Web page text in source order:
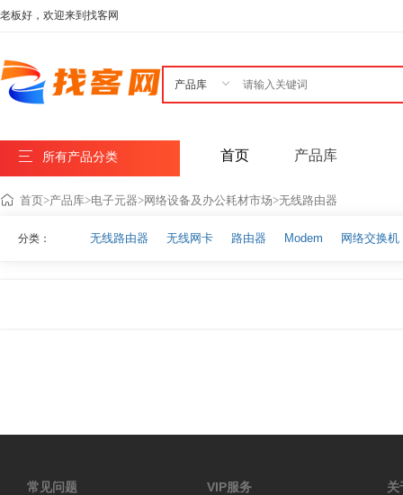
老板好，欢迎来到找客网
 所有产品分类 首页 产品库
首页>产品库>电子元器>网络设备及办公耗材市场>无线路由器
分类： 无线路由器 无线网卡 路由器 Modem 网络交换机
常见问题 VIP服务 关